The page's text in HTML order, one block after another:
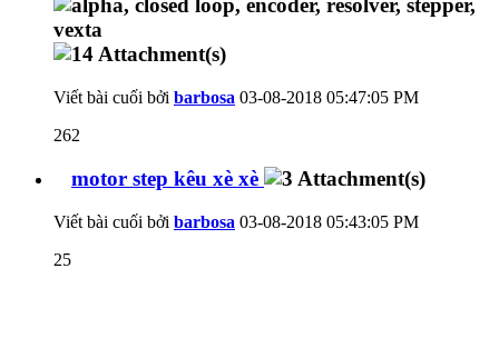
Viết bài cuối bởi barbosa 03-08-2018 05:47:05 PM
262
motor step kêu xè xè
Viết bài cuối bởi barbosa 03-08-2018 05:43:05 PM
25